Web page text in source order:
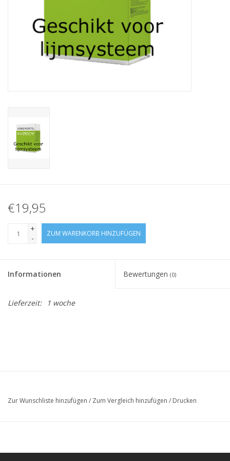
breezeblock
Assortiment
€19,95
+
-
ZUM WARENKORB HINZUFÜGEN
Informationen Bewertungen (0)
Lieferzeit: 1 woche
Zur Wunschliste hinzufügen / Zum Vergleich hinzufügen / Drucken